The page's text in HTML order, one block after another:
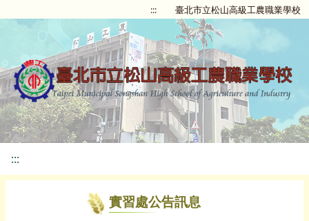
::: 臺北市立松山高級工農職業學校
:::
實習處公告訊息